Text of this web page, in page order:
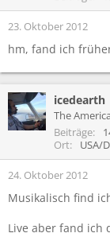
23. Oktober 2012
hm, fand ich
icedearth
The
Beiträge
Ort
USA/
24. Oktober 2012
Musikalisch find
Live aber fand ich